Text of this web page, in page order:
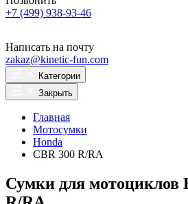
+7 (499) 938-93-46
Написать на почту
zakaz@kinetic-fun.com
Категории
Закрыть
Главная
Мотосумки
Honda
CBR 300 R/RA
Сумки для мотоциклов